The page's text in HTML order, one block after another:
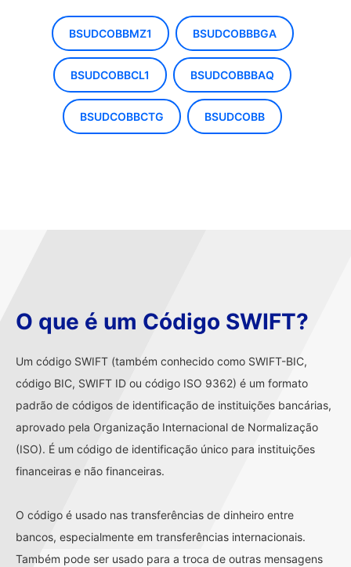
BSUDCOBBMZ1 BSUDCOBBBGA
BSUDCOBBCL1 BSUDCOBBBAQ
BSUDCOBBCTG BSUDCOBB
O que é um Código SWIFT?
Um código SWIFT (também conhecido como SWIFT-BIC,
código BIC, SWIFT ID ou código ISO 9362) é um formato
padrão de códigos de identificação de instituições bancárias,
aprovado pela Organização Internacional de Normalização
(ISO). É um código de identificação único para instituições
financeiras e não financeiras.
O código é usado nas transferências de dinheiro entre
bancos, especialmente em transferências internacionais.
Também pode ser usado para a troca de outras mensagens